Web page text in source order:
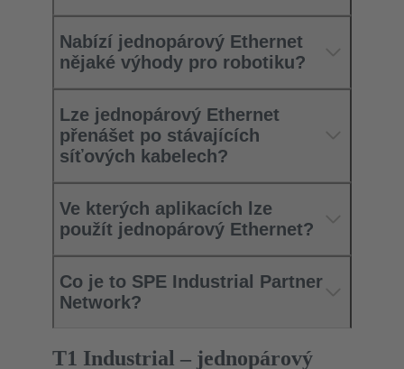
Nabízí jednopárový Ethernet
nějaké výhody pro robotiku?
Lze jednopárový Ethernet
přenášet po stávajících
síťových kabelech?
Ve kterých aplikacích lze
použít jednopárový Ethernet?
Co je to SPE Industrial Partner
Network?
T1 Industrial – jednopárový